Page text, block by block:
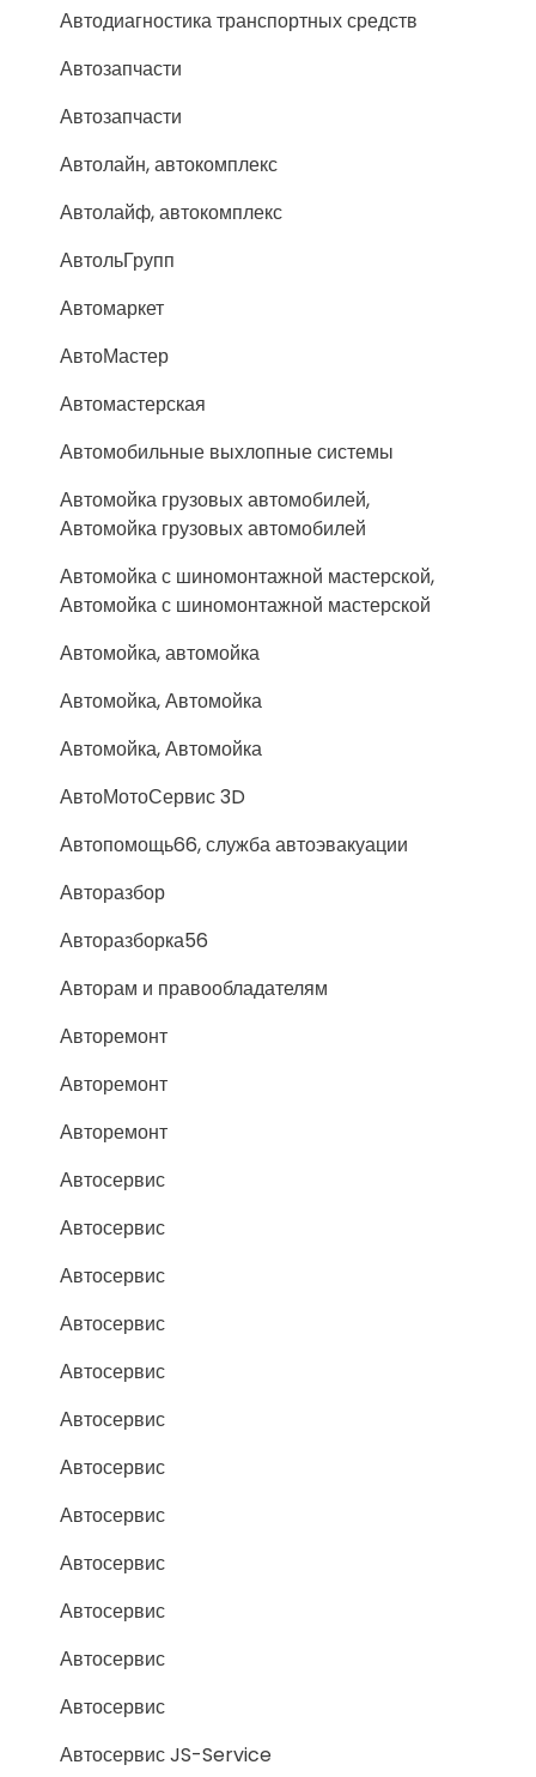
Автодиагностика транспортных средств
Автозапчасти
Автозапчасти
Автолайн, автокомплекс
Автолайф, автокомплекс
АвтольГрупп
Автомаркет
АвтоМастер
Автомастерская
Автомобильные выхлопные системы
Автомойка грузовых автомобилей,
Автомойка грузовых автомобилей
Автомойка с шиномонтажной мастерской,
Автомойка с шиномонтажной мастерской
Автомойка, автомойка
Автомойка, Автомойка
Автомойка, Автомойка
АвтоМотоСервис 3D
Автопомощь66, служба автоэвакуации
Авторазбор
Авторазборка56
Авторам и правообладателям
Авторемонт
Авторемонт
Авторемонт
Автосервис
Автосервис
Автосервис
Автосервис
Автосервис
Автосервис
Автосервис
Автосервис
Автосервис
Автосервис
Автосервис
Автосервис
Автосервис JS-Service